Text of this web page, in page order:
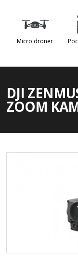
Micro droner
DJI
ZOOM